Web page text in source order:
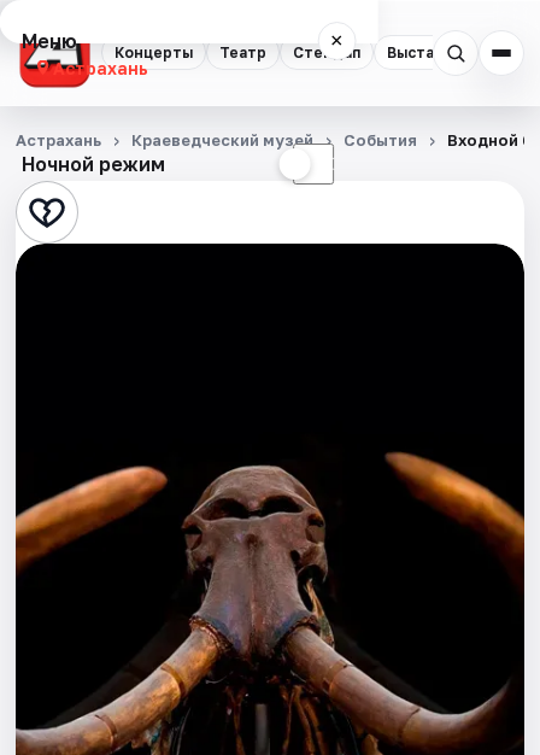
Концерты Театр Стендап Выставки
Меню ×
Астрахань
Концерты
Театр
Стендап
События
Артисты
Ночной режим ☾
Астрахань Краеведческий музей События Входной